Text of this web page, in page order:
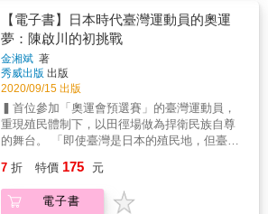
「三井合名會社」進行標準的資本主義式經
營。事件過後，大豹社遺族遭受與「霧社事
件」後賽德克族一樣的命運。 在清領時期，
「隘勇線」一般稱為土牛、土溝、紅線、牛欄
&hellip;&hellip;，是一種相對靜態、模糊的「漢
番」交界線。到了日治時期，1900至1907年
間，日本統治者透過隘勇線逐步推進，摧毀了
原居於新北市三峽區大豹溪流域的泰雅族大豹
廳大豹社方面隘勇線前進〉一文中，以「滅
隘勇線，主要分布於今天新北市三峽區的大豹
的許多文字記錄，都是以大人物為中心寫成。
而《淡水新政記》算是1895年諸多文字記錄中
的例外，《淡水新政記》可說是1895年最具草
根性的日文史料！ 《淡水新政記》雖然只是描
述兩週間發生的事情，但讀者還是可以感受
到，日本與清國因為有著完全不同的施政觀
念，所以即使是短短的兩個星期，新來的日本
政府就已經完成了在過去兩百年間，作為一個
政府所應該做，但清國政府卻想都沒想過要做
的事⋯⋯
【電子書】日本時代臺灣運動員的奧運
夢：陳啟川的初挑戰
金湘斌 著
秀威出版 出版
2020/09/15 出版
▍首位參加「奧運會預選賽」的臺灣運動員，
重現殖民體制下，以田徑場做為捍衛民族自尊
的舞台。 「即使臺灣是日本的殖民地，但臺灣
跑。」──陳啟川 距今百年前，日本統治臺灣的
那個年代，曾有一名來自高雄的臺灣人──陳啟
川，馳騁於日本田徑場上。 1919年，陳啟川在
7 折 特價 175 元
電子書